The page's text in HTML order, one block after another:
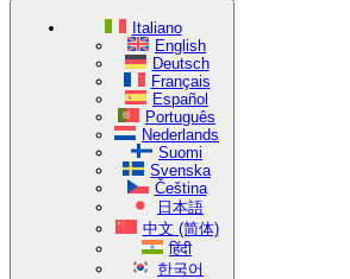
Italiano
English
Deutsch
Français
Español
Português
Nederlands
Suomi
Svenska
Čeština
日本語
中文 (简体)
हिंदी
한국어